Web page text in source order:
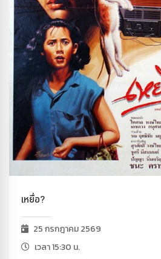
เหยื่อ?
25 กรกฎาคม 2569
เวลา 15:30 น.